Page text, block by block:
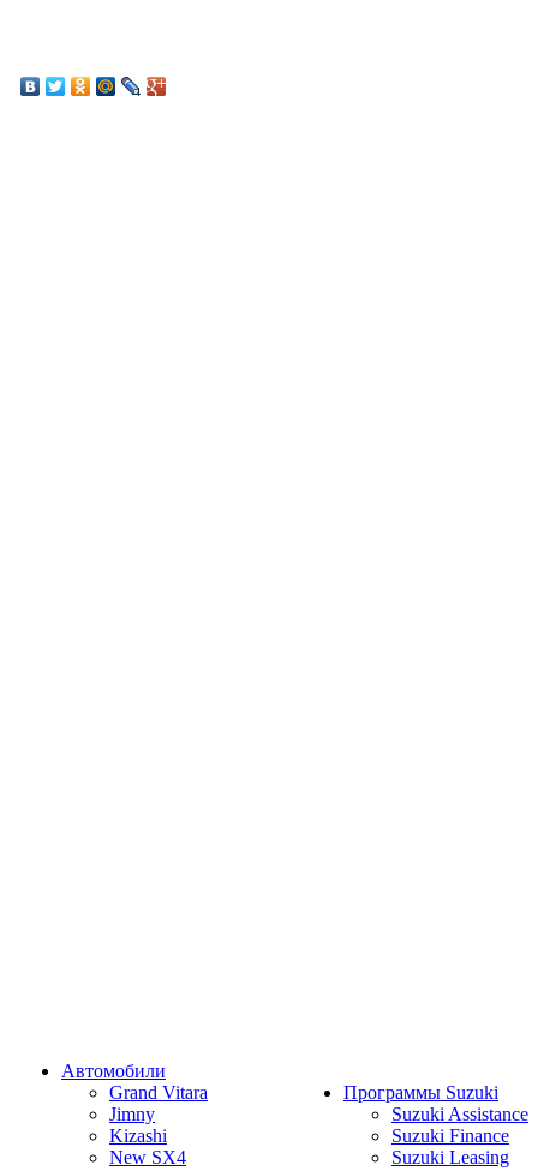
Автомобили
Grand Vitara
Jimny
Kizashi
New SX4
Программы Suzuki
Suzuki Assistance
Suzuki Finance
Suzuki Leasing